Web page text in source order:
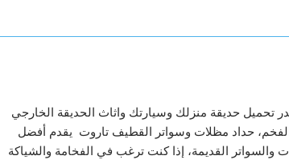
حديقة منزلك وسيارتك واثاث الحديقة الخارجي
حداد مظلات وسواتر القطيف تاروت يقدم أفضل
والسواتر القديمة، إذا كنت ترغب في الفخامة والشياكة